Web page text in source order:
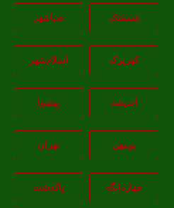
شمشک صباشهر
کهریزک اسلام‌شهر
اندیشه پيشوا
بومهن تهران
چهاردانگه پاکدشت